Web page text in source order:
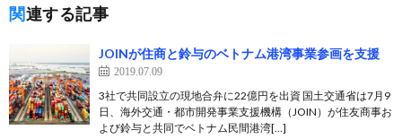
関連する記事
JOINが住商と鈴与のベトナム港湾事業参画を支援
2019.07.09
3社で共同設立の現地合弁に22億円を出資 国土交通省は7月9
日、海外交通・都市開発事業支援機構（JOIN）が住友商事お
よび鈴与と共同でベトナム民間港湾[…]